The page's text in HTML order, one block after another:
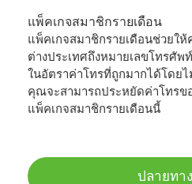
แพ็คเกจสมาชิกรายเดือน
แพ็คเกจสมาชิกรายเดือนช่วยใ
ต่างประเทศถึงหมายเลขโทรศั
ในอัตราค่าโทรที่ถูกมากได้โดย
คุณจะสามารถประหยัดค่าโทร
แพ็คเกจสมาชิกรายเดือนนี้
ปลายทา